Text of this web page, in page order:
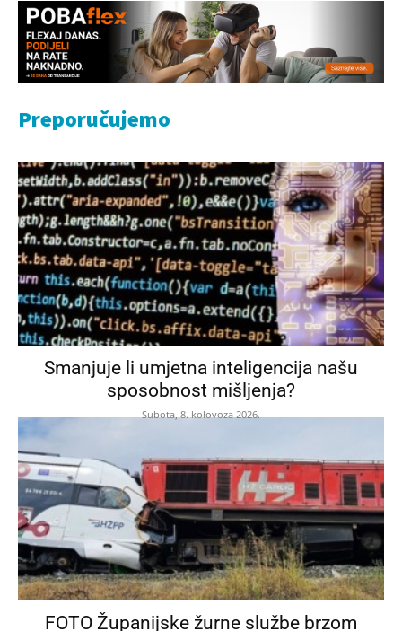
Preporučujemo
Smanjuje li umjetna inteligencija našu
sposobnost mišljenja?
Subota, 8. kolovoza 2026.
FOTO Županijske žurne službe brzom